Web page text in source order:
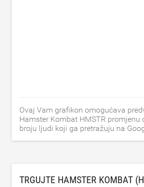
Ovaj Vam grafikon omogućava
Hamster Kombat HMSTR promjenu
broju ljudi koji ga pretražuju na
TRGUJTE HAMSTER KOMBAT